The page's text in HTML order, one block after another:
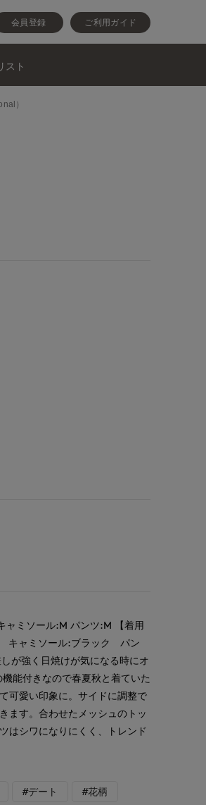
会員登録 ご利用ガイド
スト
）
ミソール:M パンツ:M 【着用
キャミソール:ブラック パン
が強く日焼けが気になる時にオ
能付きなので春夏秋と着ていた
可愛い印象に。サイドに調整で
ます。合わせたメッシュのトッ
はシワになりにくく、トレンド
#デート #花柄